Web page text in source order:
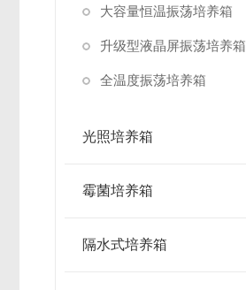
大容量恒温振荡培养箱
升级型液晶屏振荡培养箱
全温度振荡培养箱
光照培养箱
霉菌培养箱
隔水式培养箱